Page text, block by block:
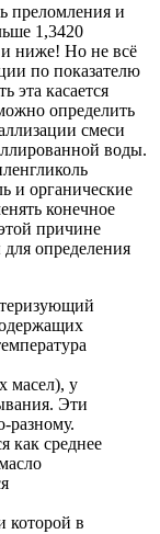
преломления и
1,3420
и ниже! Но не всё
по показателю
эта касается
определить
смеси
воды.
и органические
конечное
причине
определения
масел), у
Эти
разному.
как среднее
которой в